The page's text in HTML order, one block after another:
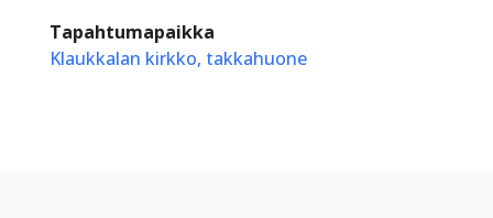
Tapahtumapaikka
Klaukkalan kirkko, takkahuone